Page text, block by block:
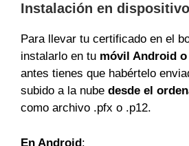
Instalación en
Para llevar tu certificado en el
instalarlo en tu móvil Android o
antes tienes que habértelo
subido a la nube desde el
como archivo .pfx o .p12.
En Android: